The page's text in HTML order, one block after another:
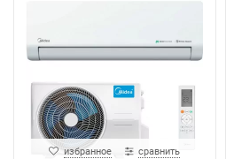
избранное сравнить